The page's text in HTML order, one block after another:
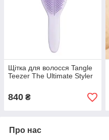
Щітка для волосся Tangle
Teezer The Ultimate Styler
840 ₴
Про нас